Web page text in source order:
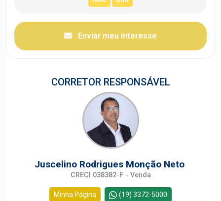
Enviar meu interesse
CORRETOR RESPONSÁVEL
Juscelino Rodrigues Monção Neto
CRECI 038382-F - Venda
Minha Página (19) 3372-5000